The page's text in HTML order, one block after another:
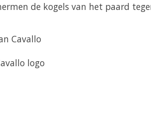
de kogels van het paard
Cavallo
logo